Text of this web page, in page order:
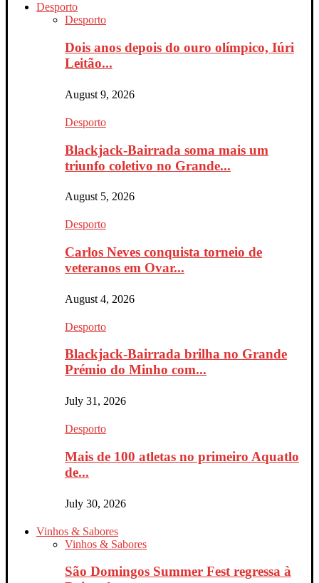
Desporto
Desporto
Dois anos depois do ouro olímpico, Iúri
Leitão...
August 9, 2026
Desporto
Blackjack-Bairrada soma mais um
triunfo coletivo no Grande...
August 5, 2026
Desporto
Carlos Neves conquista torneio de
veteranos em Ovar...
August 4, 2026
Desporto
Blackjack-Bairrada brilha no Grande
Prémio do Minho com...
July 31, 2026
Desporto
Mais de 100 atletas no primeiro Aquatlo
de...
July 30, 2026
Vinhos & Sabores
Vinhos & Sabores
São Domingos Summer Fest regressa à